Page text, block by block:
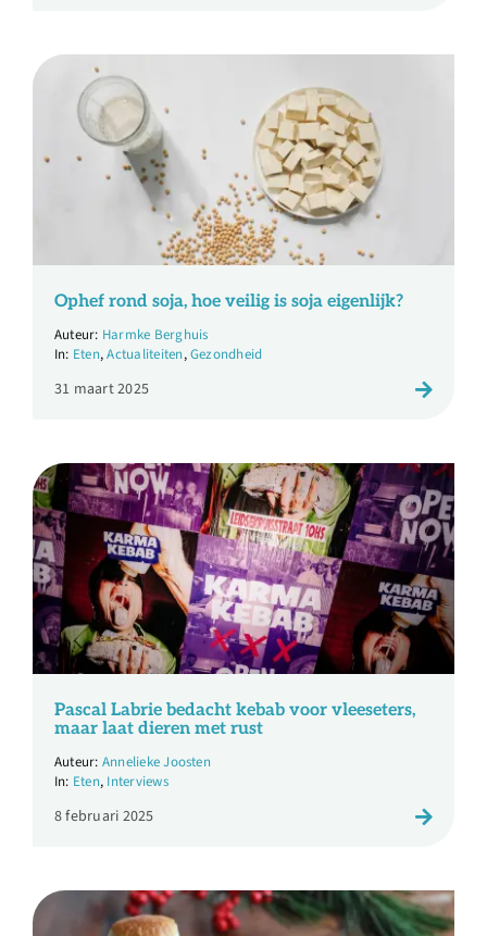
Ophef rond soja, hoe veilig is soja eigenlijk?
Harmke Berghuis
Eten,Actualiteiten,Gezondheid
31 maart 2025
Pascal Labrie bedacht kebab voor vleeseters,
maar laat dieren met rust
Annelieke Joosten
Eten, Interviews
8 februari 2025